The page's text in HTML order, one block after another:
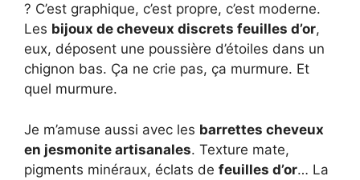
? C’est graphique, c’est propre, c’est moderne.
Les bijoux de cheveux discrets feuilles d’or,
eux, déposent une poussière d’étoiles dans un
chignon bas. Ça ne crie pas, ça murmure. Et
quel murmure.
Je m’amuse aussi avec les barrettes cheveux
en jesmonite artisanales. Texture mate,
pigments minéraux, éclats de feuilles d’or… La